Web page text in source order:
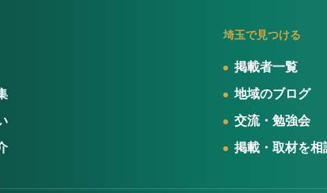
埼玉で見つける
掲載者一覧
地域のブログ
交流・勉強会
掲載・取材を相